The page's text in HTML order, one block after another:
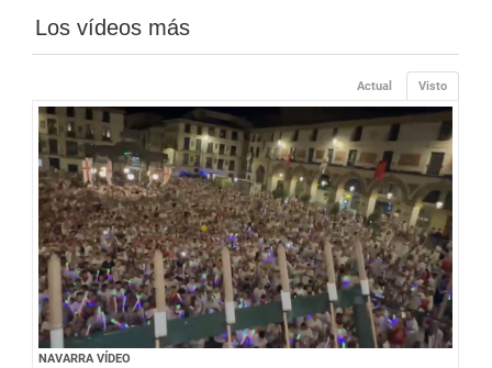
Los vídeos más
Visto
Actual
NAVARRA VÍDEO